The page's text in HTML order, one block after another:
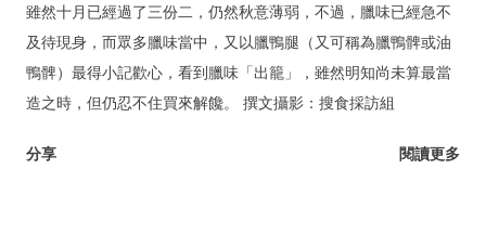
雖然十月已經過了三份二，仍然秋意薄弱，不過，臘味已經急不
及待現身，而眾多臘味當中，又以臘鴨腿（又可稱為臘鴨髀或油
鴨髀）最得小記歡心，看到臘味「出籠」，雖然明知尚未算最當
造之時，但仍忍不住買來解饞。 撰文攝影：搜食採訪組
分享 閱讀更多